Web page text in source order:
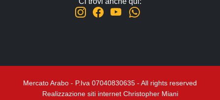
Mercato Arabo - P.Iva 07040830635 - All rights reserved
Realizzazione siti internet Christopher Miani